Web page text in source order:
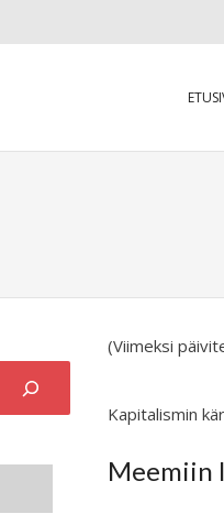
(Viimeksi
Kapitalismin
Meemiin